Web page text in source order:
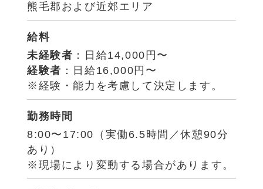
熊毛郡および近郊エリア
給料
未経験者 ：日給14,000円〜
経験者 ：日給16,000円〜
※経験・能力を考慮して決定します。
勤務時間
8:00〜17:00（実働6.5時間／休憩90分
あり）
※現場により変動する場合があります。